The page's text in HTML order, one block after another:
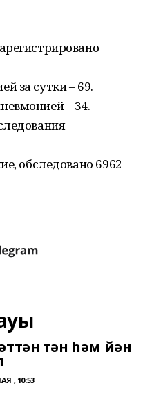
за сутки – 69.
– 34.
обследовано 6962
тән һәм йән
, 10:53